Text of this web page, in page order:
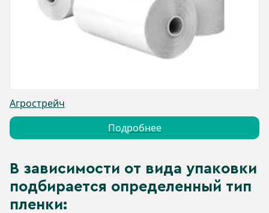
Агрострейч
Подробнее
В зависимости от вида упаковки
подбирается определенный тип
пленки: